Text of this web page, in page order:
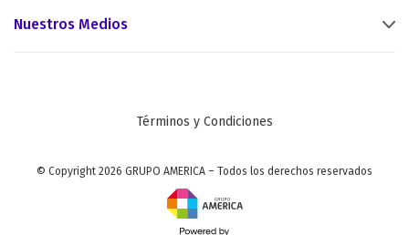
Nuestros Medios
Términos y Condiciones
© Copyright 2026 GRUPO AMERICA – Todos los derechos reservados